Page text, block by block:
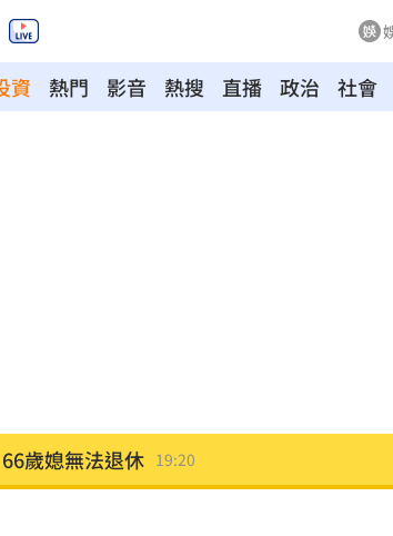
資 熱門 影音 熱搜 直播 政治 社會
歲媳無法退休 19:20